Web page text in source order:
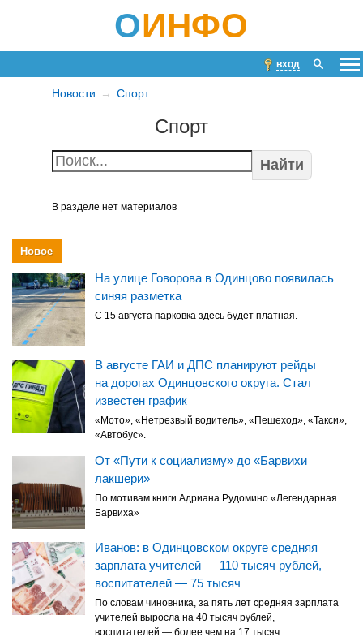
ОИНФО
вход
Новости Спорт
Спорт
Найти
В разделе нет материалов
Новое
На улице Говорова в Одинцово появилась
синяя разметка
С 15 августа парковка здесь будет платная.
В августе ГАИ и ДПС планируют рейды
на дорогах Одинцовского округа. Стал
известен график
«Мото», «Нетрезвый водитель», «Пешеход», «Такси»,
«Автобус».
От «Пути к социализму» до «Барвихи
лакшери»
По мотивам книги Адриана Рудомино «Легендарная
Барвиха»
Иванов: в Одинцовском округе средняя
зарплата учителей — 110 тысяч рублей,
воспитателей — 75 тысяч
По словам чиновника, за пять лет средняя зарплата
учителей выросла на 40 тысяч рублей,
воспитателей — более чем на 17 тысяч.